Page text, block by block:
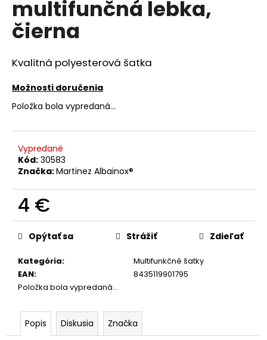
multifunčná lebka,
čierna
Kvalitná polyesterová šatka
Možnosti doručenia
Položka bola vypredaná…
Vypredané
Kód: 30583
Značka:Martinez Albainox®
4 €
Jednotková
cena:
Kategória:
Multifunkčné šatky
EAN:
8435119901795
Položka bola vypredaná…
Opýtať sa Strážiť Zdieľať
Popis Diskusia Značka
á
j
ť
O
d
p
o
ú
č
a
m